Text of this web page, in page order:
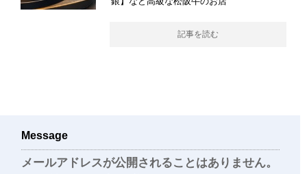
記事を読む
Message
メールアドレスが公開されることはありません。